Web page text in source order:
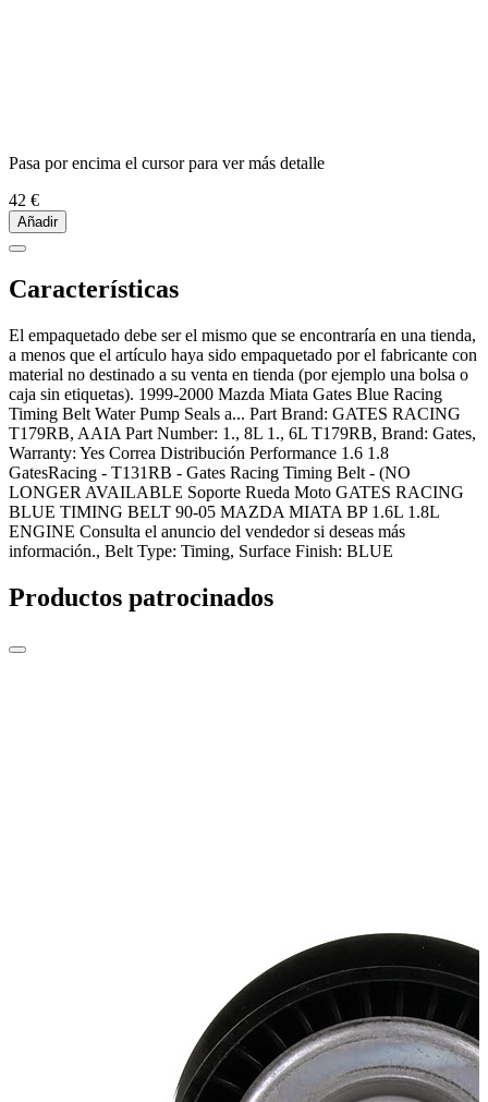
Pasa por encima el cursor para ver más detalle
42 €
Añadir
Características
El empaquetado debe ser el mismo que se encontraría en una tienda,
a menos que el artículo haya sido empaquetado por el fabricante con
material no destinado a su venta en tienda (por ejemplo una bolsa o
caja sin etiquetas). 1999-2000 Mazda Miata Gates Blue Racing
Timing Belt Water Pump Seals a... Part Brand: GATES RACING
T179RB, AAIA Part Number: 1., 8L 1., 6L T179RB, Brand: Gates,
Warranty: Yes Correa Distribución Performance 1.6 1.8
GatesRacing - T131RB - Gates Racing Timing Belt - (NO
LONGER AVAILABLE Soporte Rueda Moto GATES RACING
BLUE TIMING BELT 90-05 MAZDA MIATA BP 1.6L 1.8L
ENGINE Consulta el anuncio del vendedor si deseas más
información., Belt Type: Timing, Surface Finish: BLUE
Productos patrocinados